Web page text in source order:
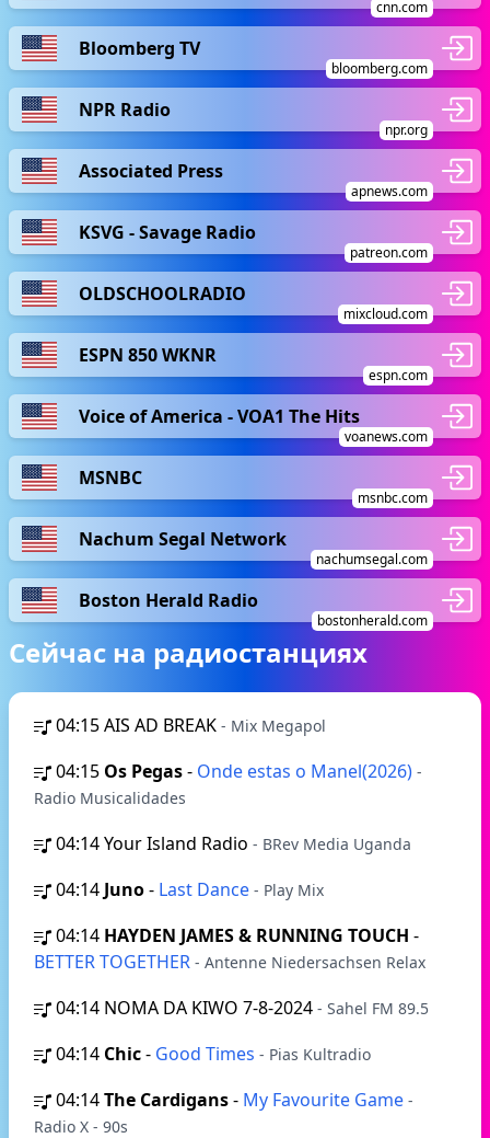
cnn.com
Bloomberg TV
bloomberg.com
NPR Radio
npr.org
Associated Press
apnews.com
KSVG - Savage Radio
patreon.com
OLDSCHOOLRADIO
mixcloud.com
ESPN 850 WKNR
espn.com
Voice of America - VOA1 The Hits
voanews.com
MSNBC
msnbc.com
Nachum Segal Network
nachumsegal.com
Boston Herald Radio
bostonherald.com
Сейчас на радиостанциях
04:15AIS AD BREAK - Mix Megapol
04:15 Os Pegas- Onde estas o Manel(2026) -
Radio Musicalidades
04:14Your Island Radio - BRev Media Uganda
04:14 Juno- Last Dance - Play Mix
04:14 HAYDEN JAMES & RUNNING TOUCH -
BETTER TOGETHER - Antenne Niedersachsen Relax
04:14 NOMA DA KIWO 7-8-2024 - Sahel FM 89.5
04:14 Chic- Good Times - Pias Kultradio
04:14The Cardigans- My Favourite Game -
Radio X - 90s